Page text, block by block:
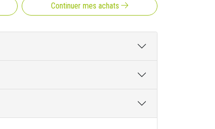
Continuer mes achats